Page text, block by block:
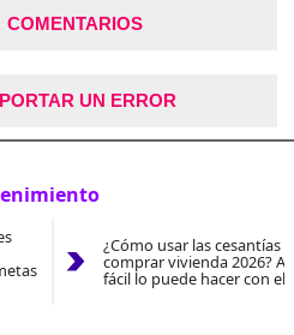
COMENTARIOS
UN ERROR
¿Cómo usar las cesantías
comprar vivienda 2026?
fácil lo puede hacer con el